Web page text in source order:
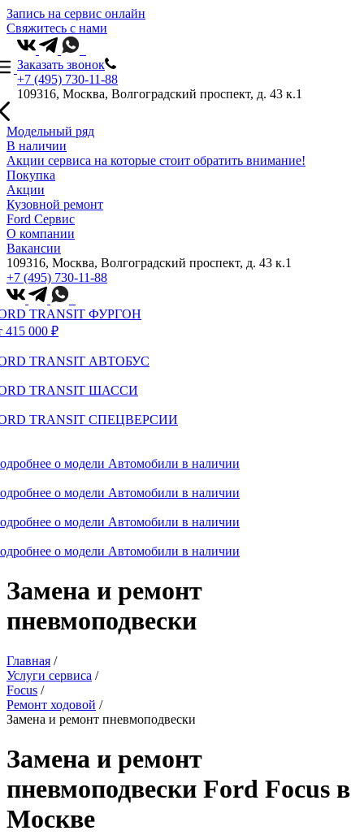
Запись на сервис онлайн
Свяжитесь с нами
Заказать звонок
+7 (495) 730-11-88
109316, Москва, Волгоградский проспект, д. 43 к.1
Модельный ряд
В наличии
Акции сервиса на которые стоит обратить внимание!
Покупка
Акции
Кузовной ремонт
Ford Сервис
О компании
Вакансии
109316, Москва, Волгоградский проспект, д. 43 к.1
+7 (495) 730-11-88
TRANSIT ФУРГОН
415 000 ₽
TRANSIT АВТОБУС
TRANSIT ШАССИ
TRANSIT СПЕЦВЕРСИИ
о модели Автомобили в наличии
о модели Автомобили в наличии
о модели Автомобили в наличии
о модели Автомобили в наличии
Замена и ремонт
пневмоподвески
Главная /
Услуги сервиса /
Focus /
Ремонт ходовой /
Замена и ремонт пневмоподвески
Замена и ремонт
пневмоподвески Ford Focus в
Москве